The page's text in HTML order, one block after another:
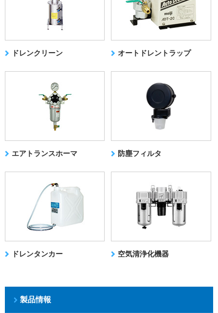
ドレンクリーン オートドレントラップ
エアトランスホーマ 防塵フィルタ
ドレンタンカー 空気清浄化機器
製品情報